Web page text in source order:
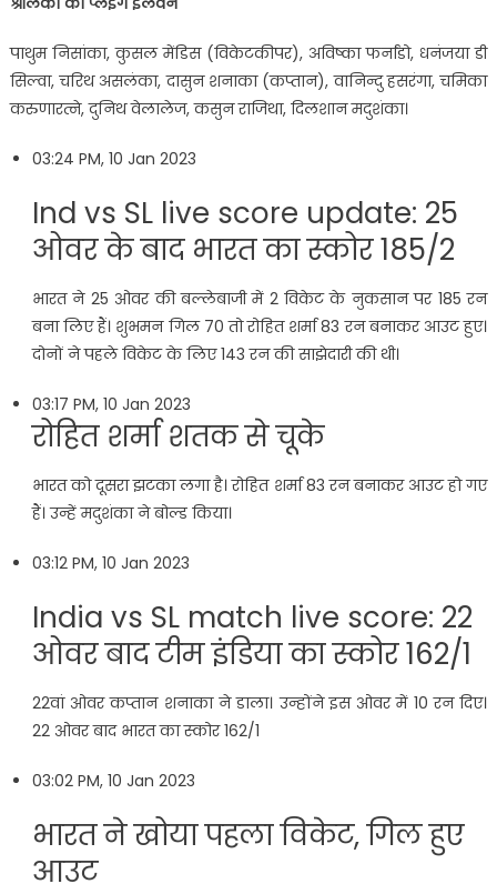
पाथुम निसांका, कुसल मेंडिस (विकेटकीपर), अविष्का फर्नांडो, धनंजया डी
सिल्वा, चरिथ असलंका, दासुन शनाका (कप्तान), वानिन्दु हसरंगा, चमिका
करुणारत्ने, दुनिथ वेलालेज, कसुन राजिथा, दिलशान मदुशंका।
03:24 PM, 10 Jan 2023
Ind vs SL live score update: 25
ओवर के बाद भारत का स्कोर 185/2
भारत ने 25 ओवर की बल्लेबाजी में 2 विकेट के नुकसान पर 185 रन
बना लिए हैं। शुभमन गिल 70 तो रोहित शर्मा 83 रन बनाकर आउट हुए।
दोनों ने पहले विकेट के लिए 143 रन की साझेदारी की थी।
03:17 PM, 10 Jan 2023
रोहित शर्मा शतक से चूके
भारत को दूसरा झटका लगा है। रोहित शर्मा 83 रन बनाकर आउट हो गए
हैं। उन्हें मदुशंका ने बोल्ड किया।
03:12 PM, 10 Jan 2023
India vs SL match live score: 22
ओवर बाद टीम इंडिया का स्कोर 162/1
22वां ओवर कप्तान शनाका ने डाला। उन्होंने इस ओवर में 10 रन दिए।
22 ओवर बाद भारत का स्कोर 162/1
03:02 PM, 10 Jan 2023
भारत ने खोया पहला विकेट, गिल हुए
आउट